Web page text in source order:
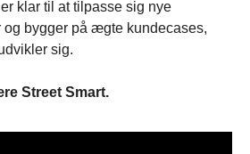
klar til at tilpasse sig nye
og bygger på ægte kundecases,
sig.
Street Smart.